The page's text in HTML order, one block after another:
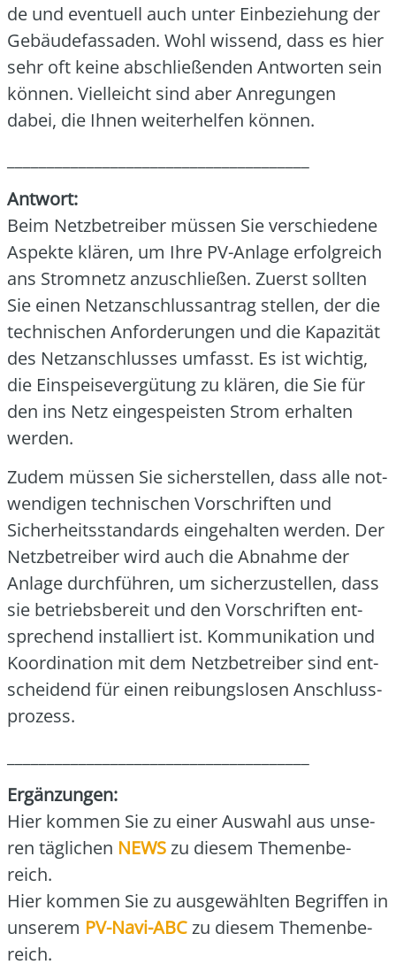
de und even­tu­ell auch unter Ein­be­zie­hung der
Gebäu­de­fas­sa­den. Wohl wis­send, dass es hier
sehr oft kei­ne abschlie­ßen­den Ant­wor­ten sein
kön­nen. Viel­leicht sind aber Anre­gun­gen
dabei, die Ihnen wei­ter­hel­fen kön­nen.
Ant­wort:
Beim Netz­be­trei­ber müs­sen Sie ver­schie­de­ne
Aspek­te klä­ren, um Ihre PV-Anla­ge erfolg­reich
ans Strom­netz anzu­schlie­ßen. Zuerst soll­ten
Sie einen Netz­an­schluss­an­trag stel­len, der die
tech­ni­schen Anfor­de­run­gen und die Kapa­zi­tät
des Netz­an­schlus­ses umfasst. Es ist wich­tig,
die Ein­spei­se­ver­gü­tung zu klä­ren, die Sie für
den ins Netz ein­ge­speis­ten Strom erhal­ten
wer­den.
Zudem müs­sen Sie sicher­stel­len, dass alle not­
wen­di­gen tech­ni­schen Vor­schrif­ten und
Sicher­heits­stan­dards ein­ge­hal­ten wer­den. Der
Netz­be­trei­ber wird auch die Abnah­me der
Anla­ge durch­füh­ren, um sicher­zu­stel­len, dass
sie betriebs­be­reit und den Vor­schrif­ten ent­
spre­chend instal­liert ist. Kom­mu­ni­ka­ti­on und
Koor­di­na­ti­on mit dem Netz­be­trei­ber sind ent­
schei­dend für einen rei­bungs­lo­sen Anschluss­
pro­zess.
Ergän­zun­gen:
Hier kom­men Sie zu einer Aus­wahl aus unse­
ren täg­li­chen NEWSzu die­sem The­men­be­
reich.
Hier kom­men Sie zu aus­ge­wähl­ten Begrif­fen in
unse­rem PV-Navi-ABCzu die­sem The­men­be­
reich.